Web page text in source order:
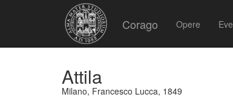
Corago Opere
Attila
Milano, Francesco Lucca, 1849